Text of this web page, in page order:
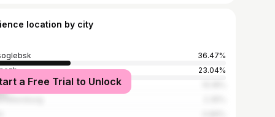
location by city
36.47%
23.04%
a Free Trial to Unlock